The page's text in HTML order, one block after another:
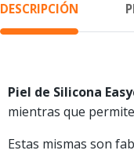
DESCRIPCIÓN
Piel de Silicona
mientras que
Estas mismas son